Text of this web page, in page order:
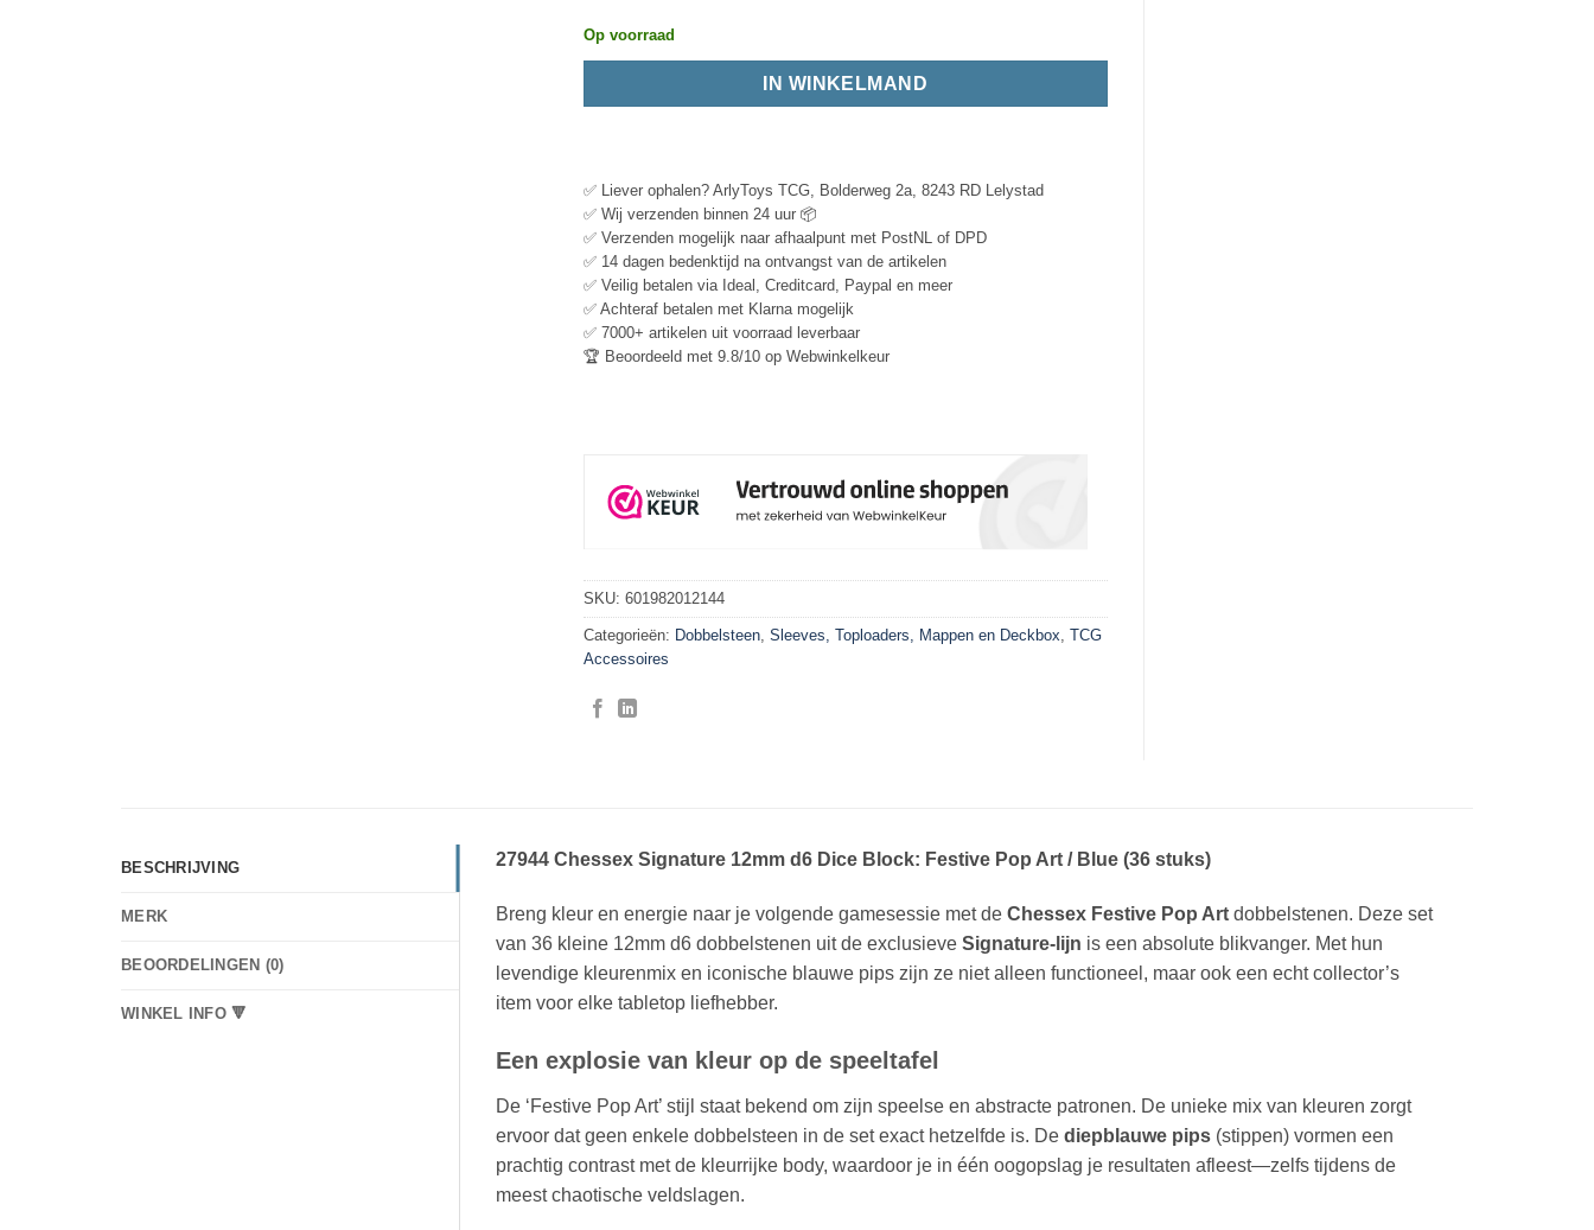
Op voorraad
IN WINKELMAND
✅ Liever ophalen? ArlyToys TCG, Bolderweg 2a, 8243 RD Lelystad
✅ Wij verzenden binnen 24 uur 📦
✅ Verzenden mogelijk naar afhaalpunt met PostNL of DPD
✅ 14 dagen bedenktijd na ontvangst van de artikelen
✅ Veilig betalen via Ideal, Creditcard, Paypal en meer
✅ Achteraf betalen met Klarna mogelijk
✅ 7000+ artikelen uit voorraad leverbaar
🏆 Beoordeeld met 9.8/10 op Webwinkelkeur
SKU: 601982012144
Categorieën: Dobbelsteen, Sleeves, Toploaders, Mappen en Deckbox, TCG
Accessoires
BESCHRIJVING
MERK
BEOORDELINGEN (0)
WINKEL INFO 🔻
27944 Chessex Signature 12mm d6 Dice Block: Festive Pop Art / Blue (36 stuks)
Breng kleur en energie naar je volgende gamesessie met de Chessex Festive Pop Art dobbelstenen. Deze set
van 36 kleine 12mm d6 dobbelstenen uit de exclusieve Signature-lijn is een absolute blikvanger. Met hun
levendige kleurenmix en iconische blauwe pips zijn ze niet alleen functioneel, maar ook een echt collector’s
item voor elke tabletop liefhebber.
Een explosie van kleur op de speeltafel
De ‘Festive Pop Art’ stijl staat bekend om zijn speelse en abstracte patronen. De unieke mix van kleuren zorgt
ervoor dat geen enkele dobbelsteen in de set exact hetzelfde is. De diepblauwe pips (stippen) vormen een
prachtig contrast met de kleurrijke body, waardoor je in één oogopslag je resultaten afleest—zelfs tijdens de
meest chaotische veldslagen.